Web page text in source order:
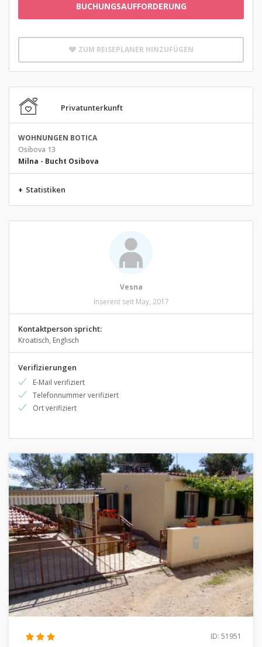
BUCHUNGSAUFFORDERUNG
ZUM REISEPLANER HINZUFÜGEN
Privatunterkunft
WOHNUNGEN BOTICA
Osibova 13
Milna - Bucht Osibova
+ Statistiken
Vesna
Inserent seit May, 2017
Kontaktperson spricht:
Kroatisch, Englisch
Verifizierungen
E-Mail verifiziert
Telefonnummer verifiziert
Ort verifiziert
ID: 51951